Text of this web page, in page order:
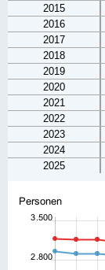
2015
2016
2017
2018
2019
2020
2021
2022
2023
2024
2025